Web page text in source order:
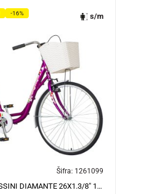
-16%
s/m
Šifra: 1261099
BICIKL CITY VENSSINI DIAMANTE 26X1.3/8" 19" V-BRAKE KONTRA 155-178CM (S/M) LJUBIČASTI